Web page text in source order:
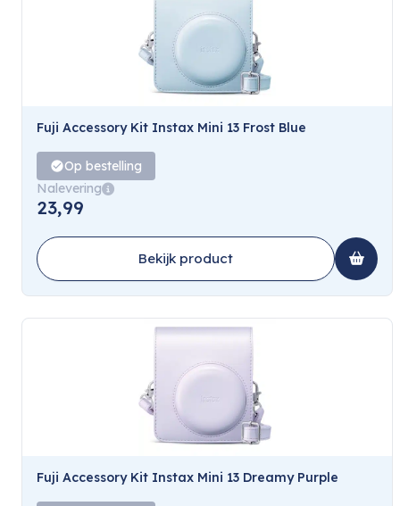
Fuji Accessory Kit Instax Mini 13 Frost Blue
Op bestelling
Nalevering
23,99
Bekijk product
Fuji Accessory Kit Instax Mini 13 Dreamy Purple